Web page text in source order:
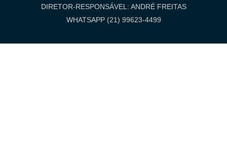
DIRETOR-RESPONSÁVEL: ANDRÉ FREITAS
WHATSAPP (21) 99623-4499